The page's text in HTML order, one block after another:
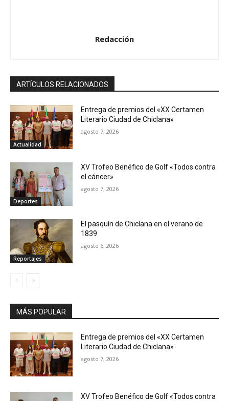
Redacción
ARTÍCULOS RELACIONADOS
Actualidad
Entrega de premios del «XX Certamen
Literario Ciudad de Chiclana»
agosto 7, 2026
Deportes
XV Trofeo Benéfico de Golf «Todos contra
el cáncer»
agosto 7, 2026
Reportajes
El pasquín de Chiclana en el verano de
1839
agosto 6, 2026
MÁS POPULAR
Entrega de premios del «XX Certamen
Literario Ciudad de Chiclana»
agosto 7, 2026
XV Trofeo Benéfico de Golf «Todos contra